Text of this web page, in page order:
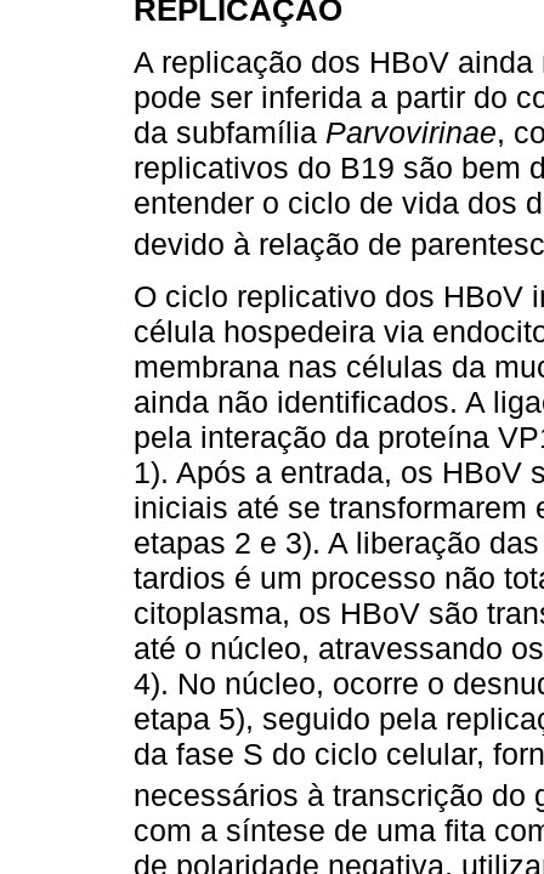
REPLICAÇÃO
A replicação dos HBoV
pode ser inferida a partir do
da subfamília Parvovirinae,
replicativos do B19 são bem
entender o ciclo de vida dos
devido à relação de
O ciclo replicativo dos HBoV
célula hospedeira via
membrana nas células da
ainda não identificados. A
pela interação da proteína
1). Após a entrada, os HBoV
iniciais até se transformarem
etapas 2 e 3). A liberação
tardios é um processo não
citoplasma, os HBoV são
até o núcleo, atravessando
4). No núcleo, ocorre o
etapa 5), seguido pela
da fase S do ciclo celular,
necessários à transcrição do
com a síntese de uma fita
de polaridade negativa,